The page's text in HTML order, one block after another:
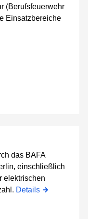
(Berufsfeuerwehr
Einsatzbereiche
das BAFA
einschließlich
elektrischen
Details